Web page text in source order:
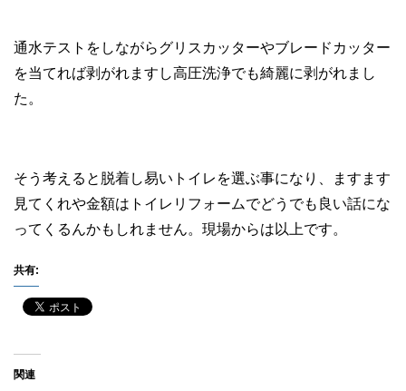
通水テストをしながらグリスカッターやブレードカッター
を当てれば剥がれますし高圧洗浄でも綺麗に剥がれまし
た。
そう考えると脱着し易いトイレを選ぶ事になり、ますます
見てくれや金額はトイレリフォームでどうでも良い話にな
ってくるんかもしれません。現場からは以上です。
共有:
関連